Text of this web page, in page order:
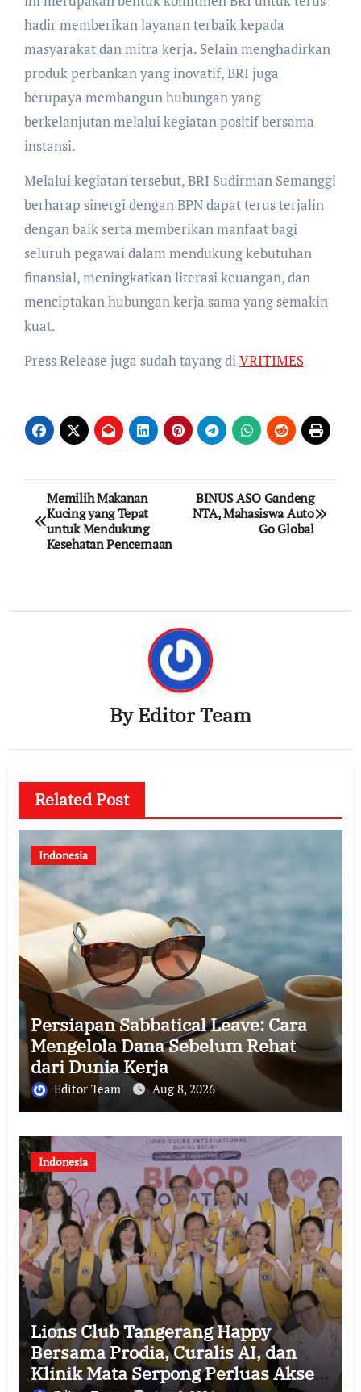
hadir memberikan layanan terbaik kepada
masyarakat dan mitra kerja. Selain menghadirkan
produk perbankan yang inovatif, BRI juga
berupaya membangun hubungan yang
berkelanjutan melalui kegiatan positif bersama
instansi.
Melalui kegiatan tersebut, BRI Sudirman Semanggi
berharap sinergi dengan BPN dapat terus terjalin
dengan baik serta memberikan manfaat bagi
seluruh pegawai dalam mendukung kebutuhan
finansial, meningkatkan literasi keuangan, dan
menciptakan hubungan kerja sama yang semakin
kuat.
Press Release juga sudah tayang diVRITIMES
Post
navigation
Memilih Makanan
Kucing yang Tepat
untuk Mendukung
Kesehatan Pencernaan
BINUS ASO Gandeng
NTA, Mahasiswa Auto
Go Global
ByEditor Team
Related Post
Indonesia
Persiapan Sabbatical Leave: Cara
Mengelola Dana Sebelum Rehat
dari Dunia Kerja
Editor Team Aug 8, 2026
Indonesia
Lions Club Tangerang Happy
Bersama Prodia, Curalis AI, dan
Klinik Mata Serpong Perluas Akses